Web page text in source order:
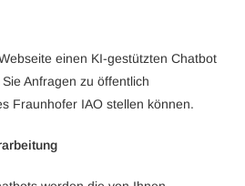
einen KI-gestützten Chatbot
Anfragen zu öffentlich
Fraunhofer IAO stellen können.